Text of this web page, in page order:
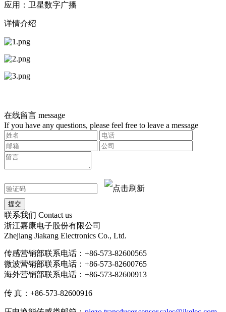
应用：卫星数字广播
详情介绍
在线留言 message
If you have any questions, please feel free to leave a message
联系我们 Contact us
浙江嘉康电子股份有限公司
Zhejiang Jiakang Electronics Co., Ltd.
传感营销部联系电话：+86-573-82600565
微波营销部联系电话：+86-573-82600765
海外营销部联系电话：+86-573-82600913
传 真：+86-573-82600916